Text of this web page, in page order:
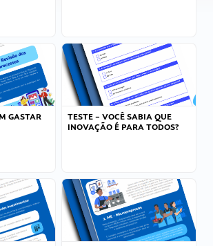
GASTAR
TESTE – VOCÊ SABIA QUE
INOVAÇÃO É PARA TODOS?